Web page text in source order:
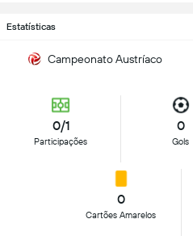
Estatísticas
Campeonato Austríaco
0/1
Participações
0
Gols
0
Cartões Amarelos